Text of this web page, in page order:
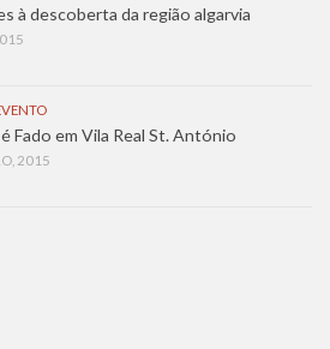
à descoberta da região algarvia
Fado em Vila Real St. António
2015